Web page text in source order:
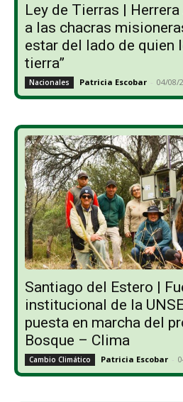
Ley de Tierras |
a las chacras
estar del lado de quien
tierra”
Nacionales Patricia Escobar - 04/08/
Santiago del Estero |
institucional de la
puesta en marcha del
Bosque – Clima
Cambio Climático Patricia Escobar -